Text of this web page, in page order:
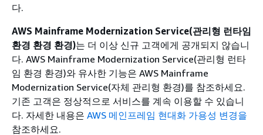
다.
AWS Mainframe Modernization Service(관리형 런타임
환경 환경 환경)는 더 이상 신규 고객에게 공개되지 않습니
다. AWS Mainframe Modernization Service(관리형 런타
임 환경 환경)와 유사한 기능은 AWS Mainframe
Modernization Service(자체 관리형 환경)를 참조하세요.
기존 고객은 정상적으로 서비스를 계속 이용할 수 있습니
다. 자세한 내용은 AWS 메인프레임 현대화 가용성 변경을
참조하세요.